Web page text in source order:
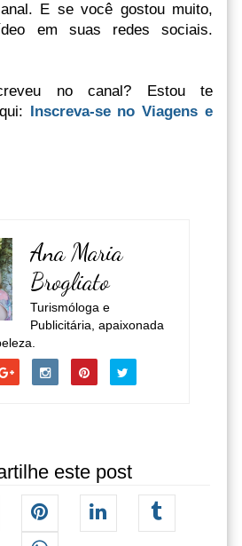
E se você gostou muito,
em suas redes sociais.
no canal? Estou te
Inscreva-se no Viagens e
Ana Maria
Brogliato
Turismóloga e
Publicitária, apaixonada
este post